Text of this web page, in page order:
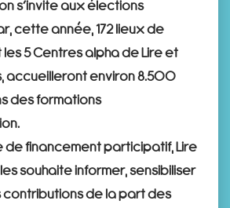
s’invite aux élections
cette année, 172 lieux de
5 Centres alpha de Lire et
accueilleront environ 8.500
des formations
de financement participatif, Lire
souhaite informer, sensibiliser
de la part des